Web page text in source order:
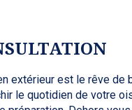
extérieur est le rêve de
le quotidien de votre